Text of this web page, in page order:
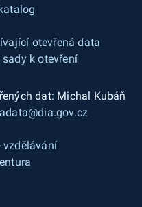
otevřená data
k otevření
dat: Michal Kubáň
vzdělávání